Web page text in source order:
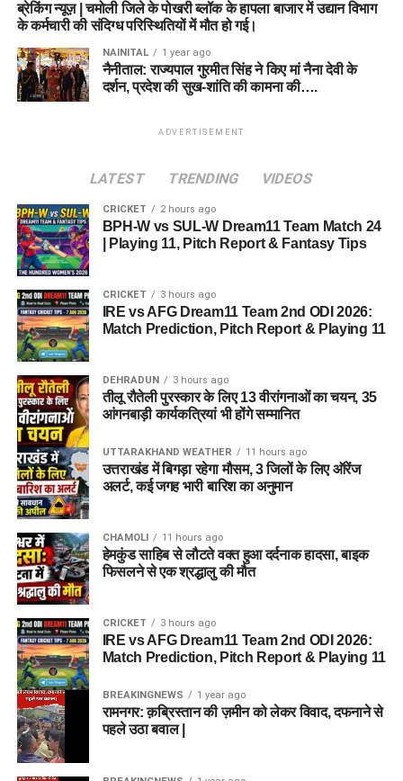
ब्रेकिंग न्यूज़ | चमोली जिले के पोखरी ब्लॉक के हापला बाजार में उद्यान विभाग
के कर्मचारी की संदिग्ध परिस्थितियों में मौत हो गई।
NAINITAL 1 year ago
नैनीताल: राज्यपाल गुरमीत सिंह ने किए मां नैना देवी के
दर्शन, प्रदेश की सुख-शांति की कामना की….
ADVERTISEMENT
LATEST TRENDING VIDEOS
CRICKET 2 hours ago
BPH-W vs SUL-W Dream11 Team Match 24
| Playing 11, Pitch Report & Fantasy Tips
CRICKET 3 hours ago
IRE vs AFG Dream11 Team 2nd ODI 2026:
Match Prediction, Pitch Report & Playing 11
DEHRADUN 3 hours ago
तीलू रौतेली पुरस्कार के लिए 13 वीरांगनाओं का चयन, 35
आंगनबाड़ी कार्यकत्रियां भी होंगे सम्मानित
UTTARAKHAND WEATHER 11 hours ago
उत्तराखंड में बिगड़ा रहेगा मौसम, 3 जिलों के लिए ऑरेंज
अलर्ट, कई जगह भारी बारिश का अनुमान
CHAMOLI 11 hours ago
हेमकुंड साहिब से लौटते वक्त हुआ दर्दनाक हादसा, बाइक
फिसलने से एक श्रद्धालु की मौत
CRICKET 3 hours ago
IRE vs AFG Dream11 Team 2nd ODI 2026:
Match Prediction, Pitch Report & Playing 11
BREAKINGNEWS 1 year ago
रामनगर: क़ब्रिस्तान की ज़मीन को लेकर विवाद, दफनाने से
पहले उठा बवाल |